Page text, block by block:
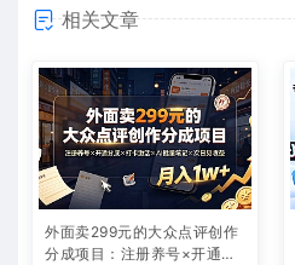
相关文章
外面卖299元的大众点评创作
分成项目：注册养号×开通分